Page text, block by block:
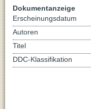
Dokumentanzeige
Erscheinungsdatum
Autoren
Titel
DDC-Klassifikation